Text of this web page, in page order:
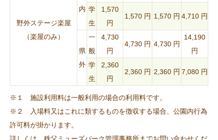
野外ステージ楽屋
（楽屋のみ）
内 学
生
1,570
円
1,570 円 1,570 円 4,710 円
県
外
一
般
4,730
円
4,730 円 4,730 円
14,190
円
学
生
2,360
円
2,360 円 2,360 円 7,080 円
※１ 施設利用料は一般利用の場合の利用料です。
※２ 入場料又はこれに類するものを徴収する場合、公園内行為
許可料が掛かります。